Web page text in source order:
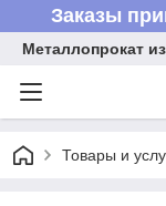
Заказы
Металлопрокат
Товары и